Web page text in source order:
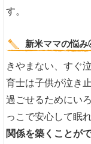
す。
新米ママの悩
きやまない、すぐ
育士は子供が泣き
過ごせるためにい
っこで安心して眠
関係を築くことが